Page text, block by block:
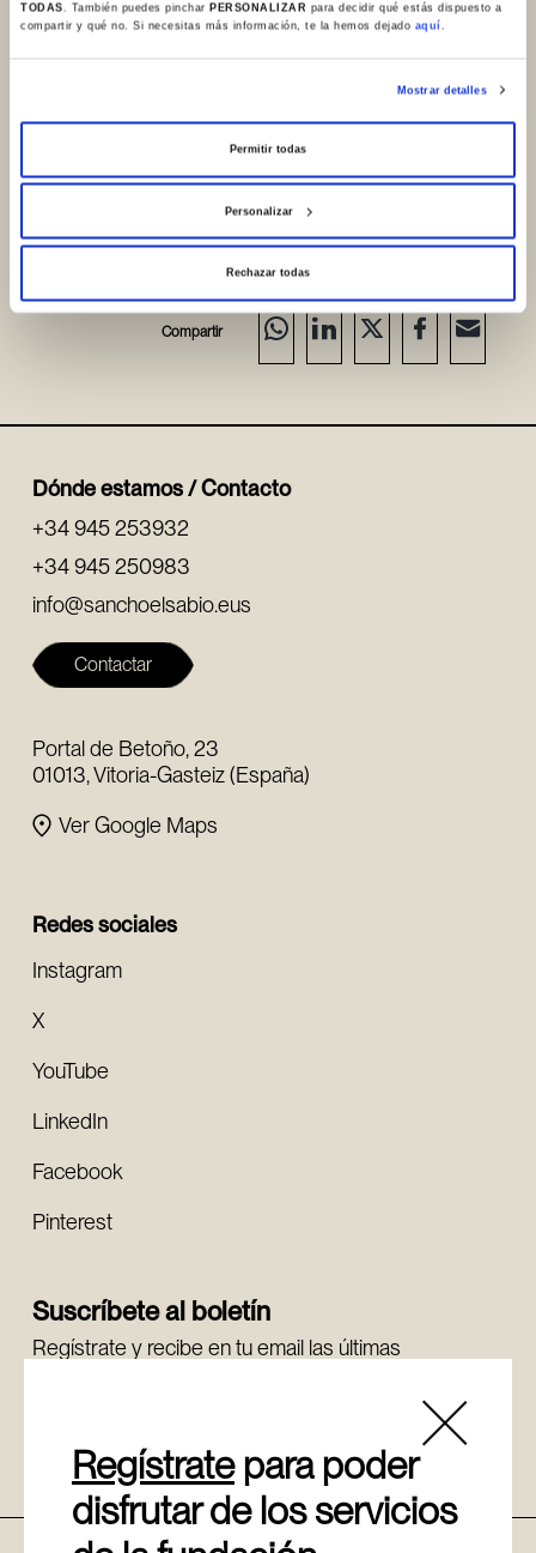
TODAS . También puedes pinchar PERSONALIZAR para decidir qué estás dispuesto a
compartir y qué no. Si necesitas más información, te la hemos dejado aquí.
Mostrar detalles
Permitir todas
Personalizar
Rechazar todas
Este catálogo se publica en fase "beta" y se irá
Compartir
Regístratepara poder
disfrutar de los servicios
Dónde estamos / Contacto
+34 945 253932
+34 945 250983
info@sanchoelsabio.eus
Contactar
Portal de Betoño, 23
01013, Vitoria-Gasteiz (España)
Ver Google Maps
Redes sociales
Instagram
X
YouTube
LinkedIn
Facebook
Pinterest
Suscríbete al boletín
Regístrate y recibe en tu email las últimas